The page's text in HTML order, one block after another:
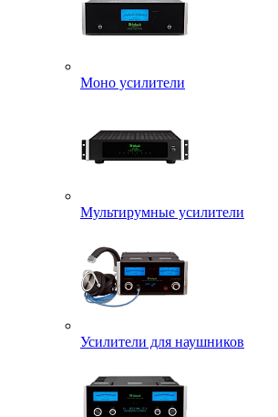
Моно усилители
Мультирумные усилители
Усилители для наушников